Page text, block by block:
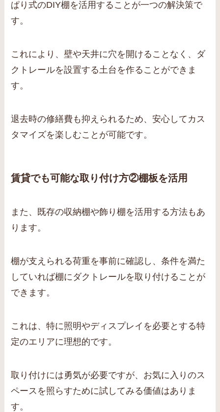
ぱり式のDIY棚を活用することが一つの解決策で
す。
これにより、壁や天井に穴を開けることなく、ダ
クトレールを設置する土台を作ることができま
す。
退去時の修繕費も抑えられるため、安心してカス
タマイズを楽しむことが可能です。
賃貸でも可能な取り付け方②棚板を活用
また、既存の収納棚や飾り棚を活用する方法もあ
ります。
棚が支えられる荷重を事前に確認し、条件を満た
していれば棚にダクトレールを取り付けることが
できます。
これは、特に照明やディスプレイを必要とする特
定のエリアに理想的です。
取り付けには勇気が必要ですが、お気に入りのス
ペースを照らすために試してみる価値はありま
す。